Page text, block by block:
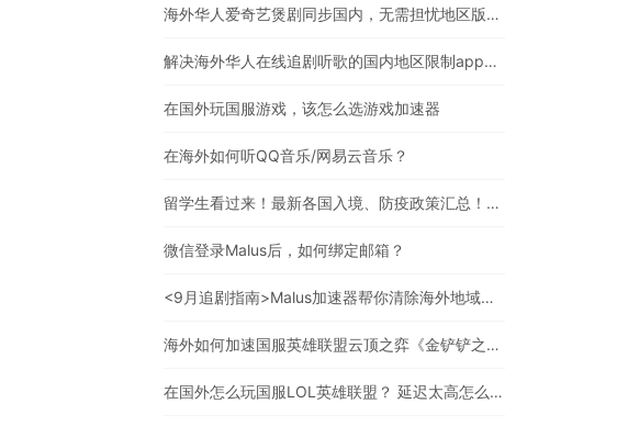
海外华人爱奇艺煲剧同步国内，无需担忧地区版权限制
解决海外华人在线追剧听歌的国内地区限制app，强烈安利
在国外玩国服游戏，该怎么选游戏加速器
在海外如何听QQ音乐/网易云音乐？
留学生看过来！最新各国入境、防疫政策汇总！（文末有福利）
微信登录Malus后，如何绑定邮箱？
<9月追剧指南>Malus加速器帮你清除海外地域限制，实现追剧自由！
海外如何加速国服英雄联盟云顶之弈《金铲铲之战》？
在国外怎么玩国服LOL英雄联盟？ 延迟太高怎么办？